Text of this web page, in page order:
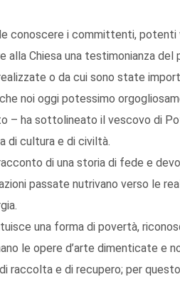
conoscere i committenti,
alla Chiesa una testimonianza
o da cui sono state
noi oggi potessimo
– ha sottolineato il vescovo di
di cultura e di civiltà.
di una storia di fede e
passate nutrivano verso le
una forma di povertà,
le opere d’arte dimenticate e
raccolta e di recupero; per